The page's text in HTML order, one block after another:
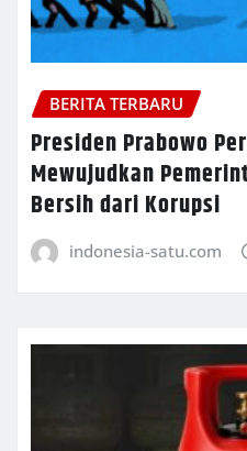
BERITA TERBARU
Presiden Prabowo
Mewujudkan
Bersih dari Korupsi
indonesia-satu.com